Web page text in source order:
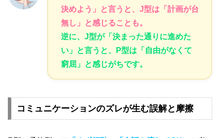
決めよう」と言うと、J型は「計画が台
無し」と感じることも。
逆に、J型が「決まった通りに進めた
い」と言うと、P型は「自由がなくて
窮屈」と感じがちです。
コミュニケーションのズレが生む誤解と摩擦